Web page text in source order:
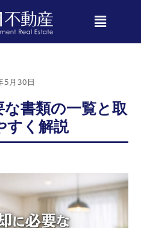
5月30日
書類の一覧と取
すく解説